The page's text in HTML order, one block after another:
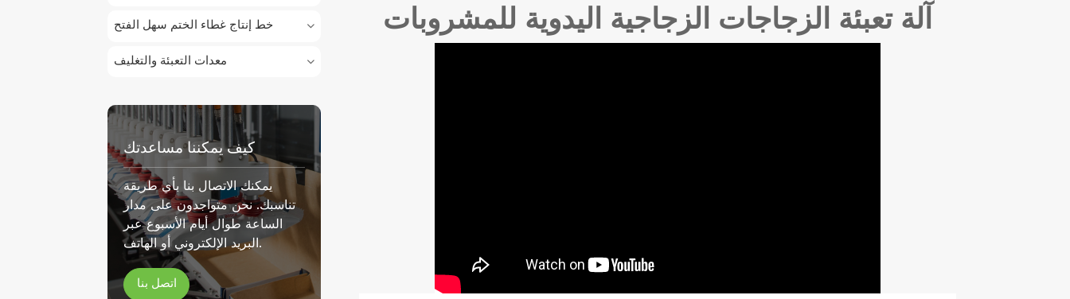
خط إنتاج غطاء الختم سهل الفتح
معدات التعبئة والتغليف
كيف يمكننا مساعدتك
يمكنك الاتصال بنا بأي طريقة
تناسبك. نحن متواجدون على مدار
الساعة طوال أيام الأسبوع عبر
البريد الإلكتروني أو الهاتف.
اتصل بنا
آلة تعبئة الزجاجات الزجاجية اليدوية للمشروبات